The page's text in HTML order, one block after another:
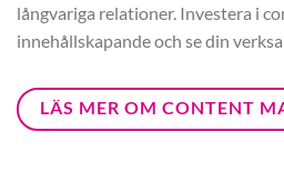
långvariga relationer. Investera i
innehållskapande och se din
LÄS MER OM CONTENT